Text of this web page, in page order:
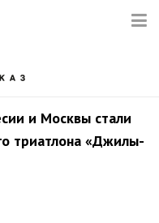
и Москвы стали
триатлона «Джилы-